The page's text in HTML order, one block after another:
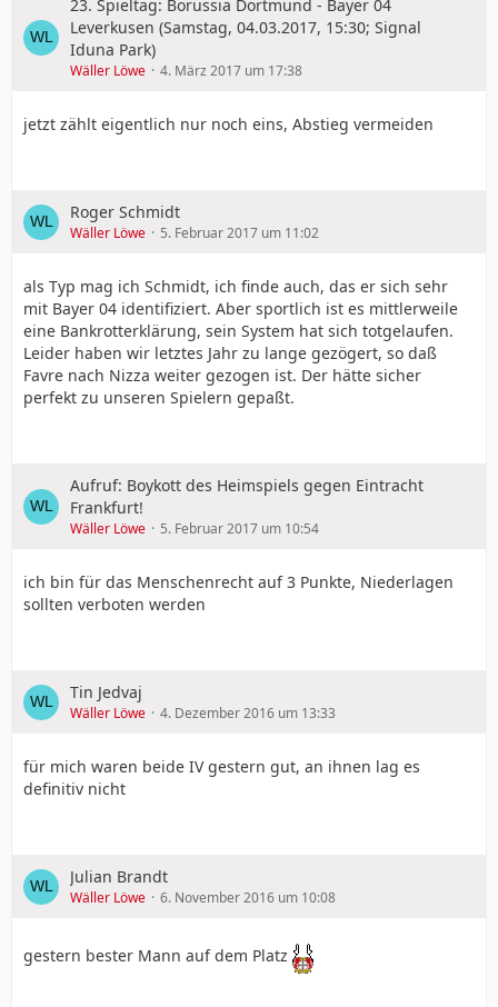
23. Spieltag: Borussia Dortmund - Bayer 04
Leverkusen (Samstag, 04.03.2017, 15:30; Signal
Iduna Park)
Wäller Löwe 4. März 2017 um 17:38
jetzt zählt eigentlich nur noch eins, Abstieg vermeiden
Roger Schmidt
Wäller Löwe 5. Februar 2017 um 11:02
als Typ mag ich Schmidt, ich finde auch, das er sich sehr
mit Bayer 04 identifiziert. Aber sportlich ist es mittlerweile
eine Bankrotterklärung, sein System hat sich totgelaufen.
Leider haben wir letztes Jahr zu lange gezögert, so daß
Favre nach Nizza weiter gezogen ist. Der hätte sicher
perfekt zu unseren Spielern gepaßt.
Aufruf: Boykott des Heimspiels gegen Eintracht
Frankfurt!
Wäller Löwe 5. Februar 2017 um 10:54
ich bin für das Menschenrecht auf 3 Punkte, Niederlagen
sollten verboten werden
Tin Jedvaj
Wäller Löwe 4. Dezember 2016 um 13:33
für mich waren beide IV gestern gut, an ihnen lag es
definitiv nicht
Julian Brandt
Wäller Löwe 6. November 2016 um 10:08
gestern bester Mann auf dem Platz